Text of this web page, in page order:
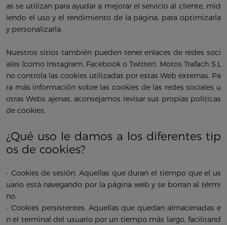
as se utilizan para ayudar a mejorar el servicio al cliente, mid
iendo el uso y el rendimiento de la página, para optimizarla
y personalizarla.
Nuestros sitios también pueden tener enlaces de redes soci
ales (como Instagram, Facebook o Twitter). Motos Trafach S.L
no controla las cookies utilizadas por estas Web externas. Pa
ra más información sobre las cookies de las redes sociales u
otras Webs ajenas, aconsejamos revisar sus propias políticas
de cookies.
¿Qué uso le damos a los diferentes tip
os de cookies?
- Cookies de sesión. Aquellas que duran el tiempo que el us
uario está navegando por la página web y se borran al térmi
no.
- Cookies persistentes. Aquellas que quedan almacenadas e
n el terminal del usuario por un tiempo más largo, facilitand